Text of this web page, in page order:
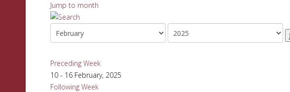
Jump to month
Preceding Week
10 - 16 February, 2025
Following Week